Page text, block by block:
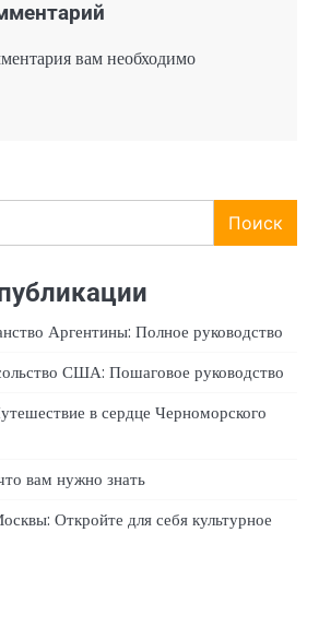
вам необходимо
Поиск
Аргентины: Полное руководство
США: Пошаговое руководство
в сердце Черноморского
вам нужно знать
Откройте для себя культурное